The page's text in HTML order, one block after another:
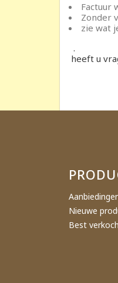
Factuur
Zonder
zie wat
.
heeft u
Nieuwe
Best